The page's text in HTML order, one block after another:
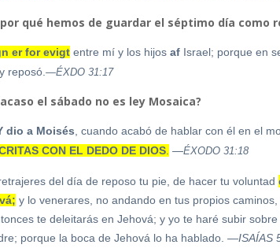
por qué hemos de guardar el séptimo día como
er for evigt entre mí y los hijosaf Israel; porque en
reposó.—ÉXDO 31:17
acaso el sábado no es ley Mosaica?
dio a Moisés , cuando acabó de hablar con él en el
CON EL DEDO DE DIOS —ÉXODO 31:18
del día de reposo tu pie, de hacer tu voluntad
y lo venerares, no andando en tus propios
te deleitarás en Jehová; y yo te haré subir
porque la boca de Jehová lo ha hablado.—ISAÍAS